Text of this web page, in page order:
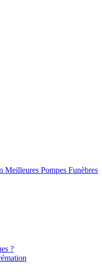
Meilleures Pompes Funèbres
?